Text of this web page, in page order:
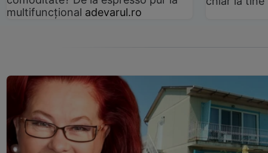
multifuncțional adevarul.ro